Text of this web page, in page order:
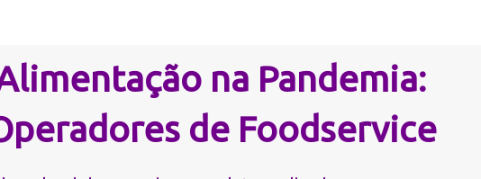
na Pandemia:
de Foodservice